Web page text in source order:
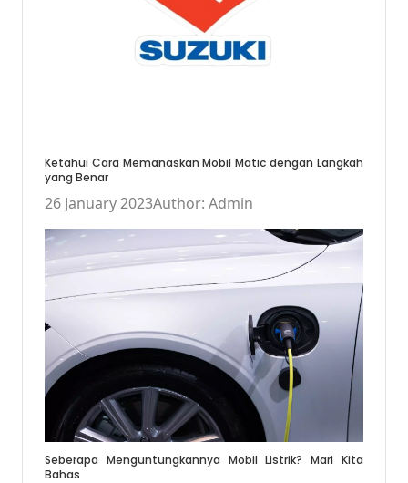
Ketahui Cara Memanaskan Mobil Matic dengan Langkah
yang Benar
26 January 2023Author: Admin
Seberapa Menguntungkannya Mobil Listrik? Mari Kita
Bahas